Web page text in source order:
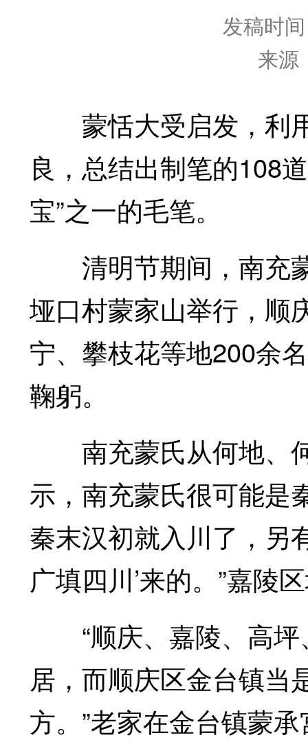
发稿时
来源
蒙恬大受启发，利
良，总结出制笔的108
宝”之一的毛笔。
清明节期间，南充
垭口村蒙家山举行，顺
宁、攀枝花等地200余
鞠躬。
南充蒙氏从何地、
示，南充蒙氏很可能是
秦末汉初就入川了，另
广填四川’来的。”嘉陵
“顺庆、嘉陵、高坪
居，而顺庆区金台镇当
方。”老家在金台镇蒙